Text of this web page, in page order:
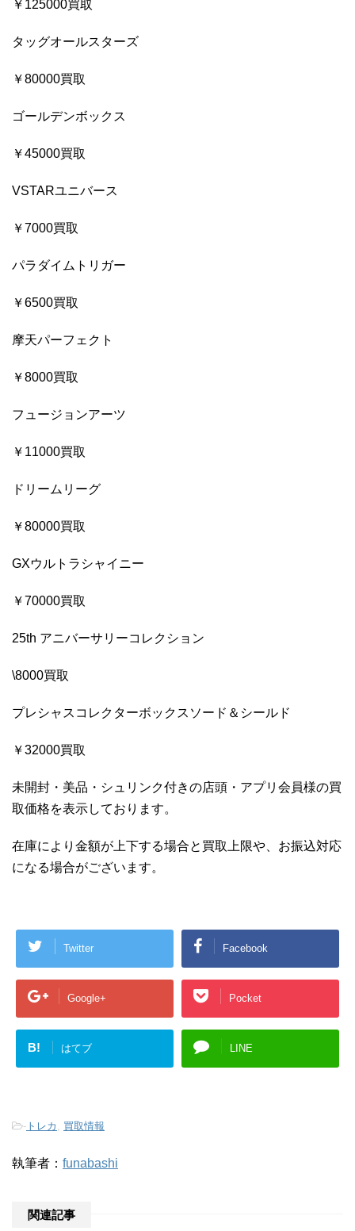
￥125000買取
タッグオールスターズ
￥80000買取
ゴールデンボックス
￥45000買取
VSTARユニバース
￥7000買取
パラダイムトリガー
￥6500買取
摩天パーフェクト
￥8000買取
フュージョンアーツ
￥11000買取
ドリームリーグ
￥80000買取
GXウルトラシャイニー
￥70000買取
25th アニバーサリーコレクション
\8000買取
プレシャスコレクターボックスソード＆シールド
￥32000買取
未開封・美品・シュリンク付きの店頭・アプリ会員様の買
取価格を表示しております。
在庫により金額が上下する場合と買取上限や、お振込対応
になる場合がございます。
Twitter Facebook
Google+ Pocket
B! はてブ LINE
- トレカ 買取情報
執筆者： funabashi
関連記事